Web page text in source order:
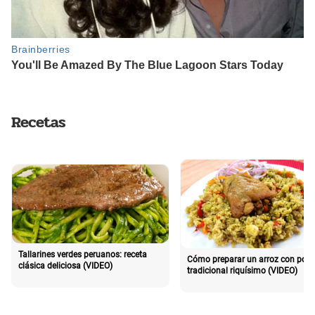
Recetas
Tallarines verdes peruanos: receta
clásica deliciosa (VIDEO)
Cómo preparar un arroz con pollo
tradicional riquísimo (VIDEO)